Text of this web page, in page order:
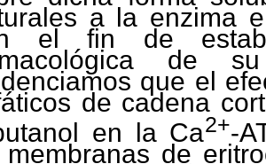
a la enzima
el fin de
de
que el
de cadena
en la Ca2+-
de